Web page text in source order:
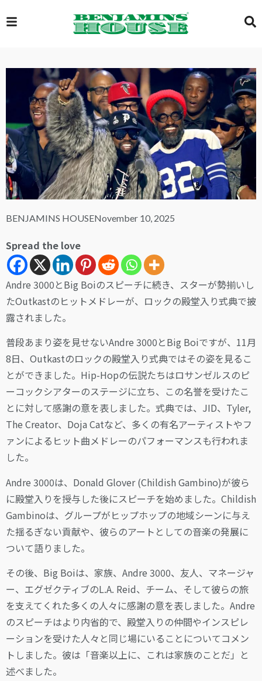
EXCLUSIVE
GLOBAL
VIDEOS
GALLERY
BENJAMINS HOUSENovember 10, 2025
Spread the love
Andre 3000とBig Boiのスピーチに続き、スターが勢揃いし
たOutkastのヒットメドレーが、ロックの殿堂入り式典で披
露されました。
普段あまり姿を見せないAndre 3000とBig Boiですが、11月
8日、Outkastのロックの殿堂入り式典ではその姿を見るこ
とができました。Hip-Hopの伝説たちはロサンゼルスのピ
ーコックシアターのステージに立ち、この名誉を受けたこ
とに対して感謝の意を表しました。式典では、JID、Tyler,
The Creator、Doja Catなど、多くの有名アーティストやフ
ァンによるヒット曲メドレーのパフォーマンスも行われま
した。
Andre 3000は、Donald Glover (Childish Gambino)が彼ら
に殿堂入りを授与した後にスピーチを始めました。Childish
Gambinoは、グループがヒップホップの地域シーンに与え
た揺るぎない貢献や、彼らのアートとしての音楽の発展に
ついて語りました。
その後、Big Boiは、家族、Andre 3000、友人、マネージャ
ー、エグゼクティブのL.A. Reid、チーム、そして彼らの旅
を支えてくれた多くの人々に感謝の意を表しました。Andre
のスピーチはより内省的で、殿堂入りの仲間やインスピレ
ーションを受けた人々と同じ場にいることについてコメン
トしました。彼は「音楽以上に、これは家族のことだ」と
述べました。